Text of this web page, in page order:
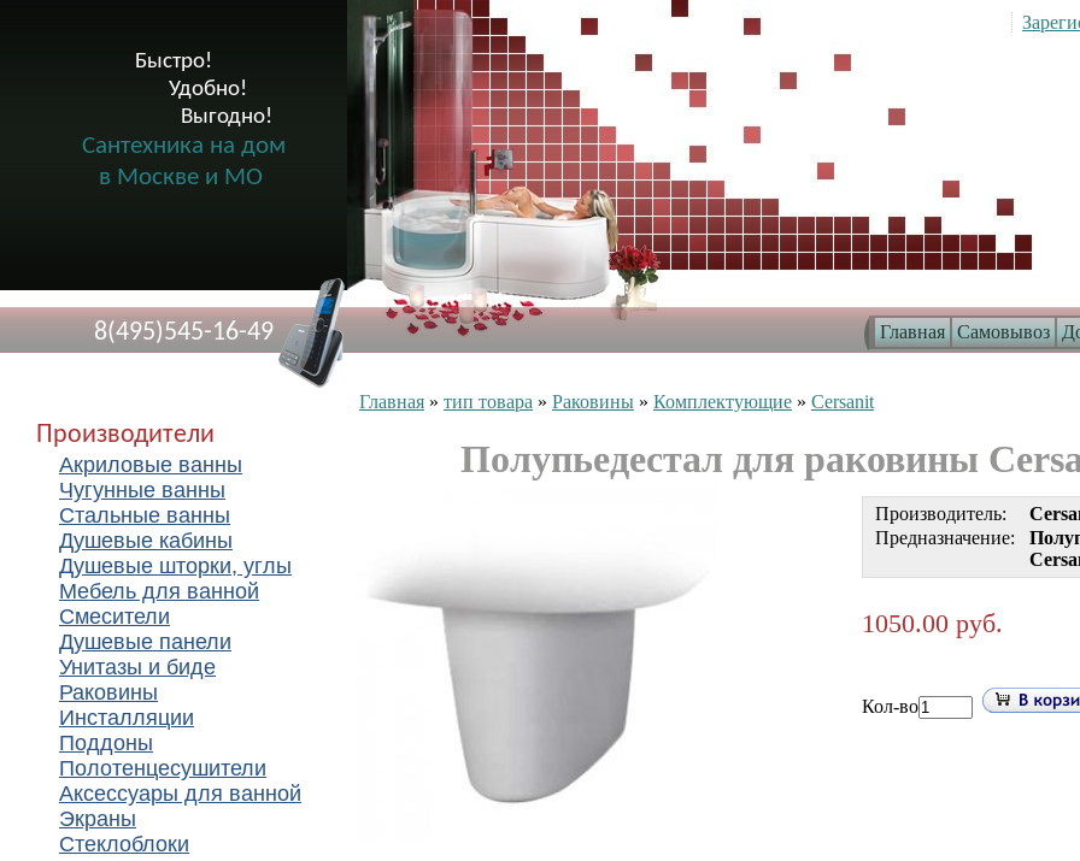
Главная Самовывоз
Быстро!
              Удобно!
                      Выгодно!
Сантехника на дом
в Москве и МО
8(495)545-16-49
Производители
Акриловые ванны
Чугунные ванны
Стальные ванны
Душевые кабины
Душевые шторки, углы
Мебель для ванной
Смесители
Душевые панели
Унитазы и биде
Раковины
Инсталляции
Поддоны
Полотенцесушители
Аксессуары для ванной
Экраны
Стеклоблоки
Главная » тип товара » Раковины » Комплектующие » Cersanit
Полупьедестал для раковины
Производитель:
Предназначение:
1050.00 руб.
Кол-во